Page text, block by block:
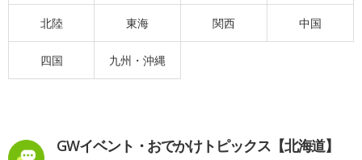
北陸 東海 関西 中国
四国 九州・沖縄
GWイベント・おでかけトピックス【北海道】